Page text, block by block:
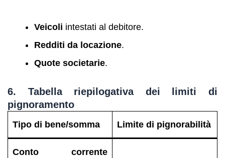
Veicoli intestati al debitore.
Redditi da locazione.
Quote societarie.
6. Tabella riepilogativa dei limiti di
pignoramento
Tipo di bene/somma Limite di pignorabilità
Conto corrente